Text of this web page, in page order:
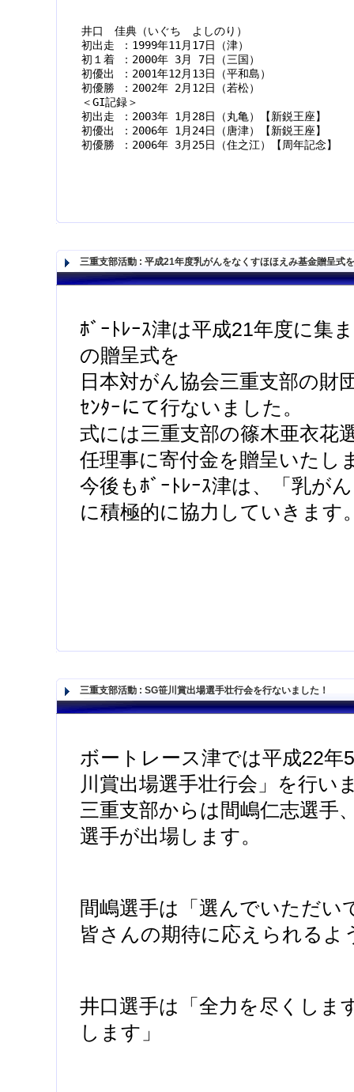
井口　佳典（いぐち　よしのり）
初出走 ：1999年11月17日（津）
初１着 ：2000年 3月 7日（三国）
初優出 ：2001年12月13日（平和島）
初優勝 ：2002年 2月12日（若松）
＜GI記録＞
初出走 ：2003年 1月28日（丸亀）【新鋭王座】
初優出 ：2006年 1月24日（唐津）【新鋭王座】
初優勝 ：2006年 3月25日（住之江）【周年記念】
三重支部活動 : 平成21年度乳がんをなくすほほえみ基金贈呈式
ﾎﾞｰﾄﾚｰｽ津は平成21年度に集
の贈呈式を
日本対がん協会三重支部の財
ｾﾝﾀｰにて行ないました。
式には三重支部の篠木亜衣花
任理事に寄付金を贈呈いたし
今後もﾎﾞｰﾄﾚｰｽ津は、「乳が
に積極的に協力していきます
三重支部活動 : SG笹川賞出場選手壮行会を行ないました！
ボートレース津では平成22年
川賞出場選手壮行会」を行い
三重支部からは間嶋仁志選手
選手が出場します。
間嶋選手は「選んでいただい
皆さんの期待に応えられるよ
井口選手は「全力を尽くしま
します」